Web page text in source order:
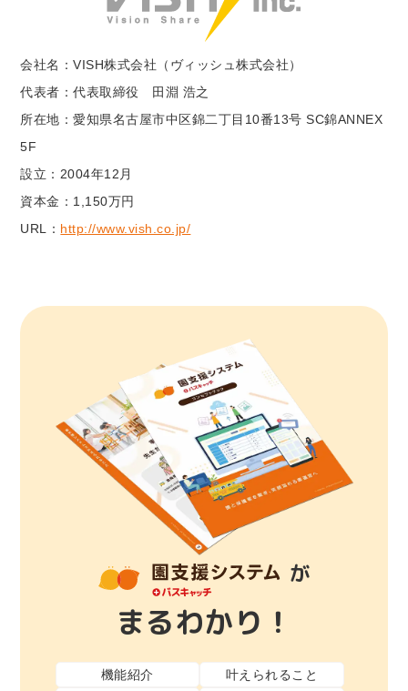
会社名：VISH株式会社（ヴィッシュ株式会社）
代表者：代表取締役 田淵 浩之
所在地：愛知県名古屋市中区錦二丁目10番13号 SC錦ANNEX
5F
設立：2004年12月
資本金：1,150万円
URL： http://www.vish.co.jp/
が
まるわかり！
機能紹介
叶えられること